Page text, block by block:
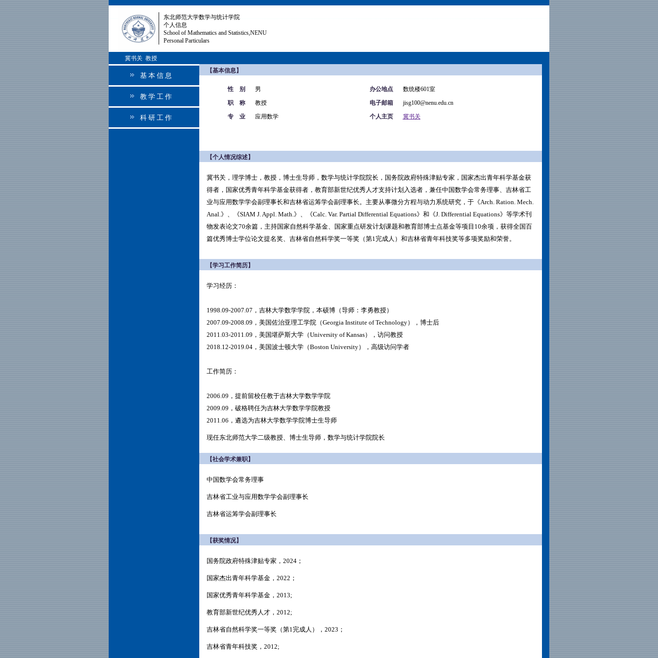
东北师范大学数学与统计学院
个人信息
School of Mathematics and Statistics,NENU
Personal Particulars
冀书关 教授
基本信息
教学工作
科研工作
【基本信息】
性 别 男 办公地点
数统楼601室
职 称
教授 电子邮箱
jisg100@nenu.edu.cn
专 业
应用数学 个人主页 冀书关
【个人情况综述】
冀书关，理学博士，教授，博士生导师，数学与统计学院院长，国务院政府特殊津贴专家，国家杰出青年科学基金获
得者，国家优秀青年科学基金获得者，教育部新世纪优秀人才支持计划入选者 ，兼任中国数学会常务理事、吉林省工
业与应用数学学会副理事长和吉林省运筹学会副理事长。主要从事微分方程与动力系统研究，于《Arch. Ration. Mech.
Anal.》、《SIAM J. Appl. Math.》、《Calc. Var. Partial Differential Equations》和《J. Differential Equations》等学术刊
物发表论文70余篇，主持国家自然科学基金、国家重点研发计划课题和教育部博士点基金等项目 10余项，获得全国百
篇优秀博士学位论文提名奖、吉林省自然科学奖一等奖（第1完成人）和吉林省青年科技奖等多项奖励和荣誉。
【学习工作简历】
学习经历：
1998.09-2007.07，吉林大学数学学院，本硕博（导师：李勇教授）
2007.09-2008.09，美国佐治亚理工学院（Georgia Institute of Technology），博士后
2011.03-2011.09，美国堪萨斯大学（University of Kansas），访问教授
2018.12-2019.04，美国波士顿大学（Boston University），高级访问学者
工作简历：
2006.09，提前留校任教于吉林大学数学学院
2009.09，破格聘任为吉林大学数学学院教授
2011.06，遴选为吉林大学数学学院博士生导师
现任东北师范大学二级教授、博士生导师，数学与统计学院院长
【社会学术兼职】
中国数学会常务理事
吉林省工业与应用数学学会副理事长
吉林省运筹学会副理事长
【获奖情况】
国务院政府特殊津贴专家，2024；
国家杰出青年科学基金，2022；
国家优秀青年科学基金，2013;
教育部新世纪优秀人才，2012;
吉林省自然科学奖一等奖（第1完成人），2023；
吉林省青年科技奖，2012;